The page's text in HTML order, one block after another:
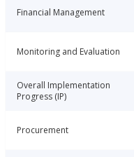
Financial Management
Monitoring and Evaluation
Overall Implementation
Progress (IP)
Procurement